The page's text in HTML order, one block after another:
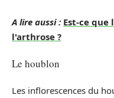
A lire aussi : Est-ce
l'arthrose ?
Le houblon
Les inflorescences du